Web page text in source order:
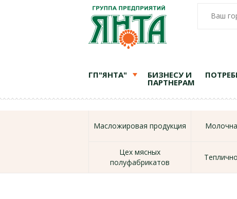
Ваш
ГП"ЯНТА" БИЗНЕСУ И
ПАРТНЕРАМ
Масложировая продукция
Цех мясных
полуфабрикатов